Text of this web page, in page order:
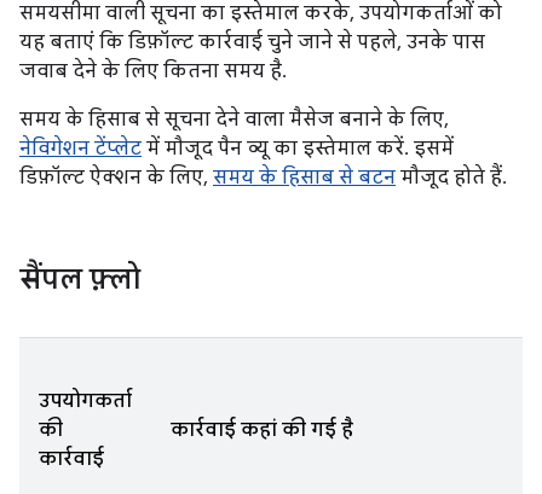
समयसीमा वाली सूचना का इस्तेमाल करके, उपयोगकर्ताओं को
यह बताएं कि डिफ़ॉल्ट कार्रवाई चुने जाने से पहले, उनके पास
जवाब देने के लिए कितना समय है.
समय के हिसाब से सूचना देने वाला मैसेज बनाने के लिए,
नेविगेशन टेंप्लेट में मौजूद पैन व्यू का इस्तेमाल करें. इसमें
डिफ़ॉल्ट ऐक्शन के लिए, समय के हिसाब से बटन मौजूद होते हैं.
सैंपल फ़्लो
उपयोगकर्ता
की
कार्रवाई
कार्रवाई कहां की गई है